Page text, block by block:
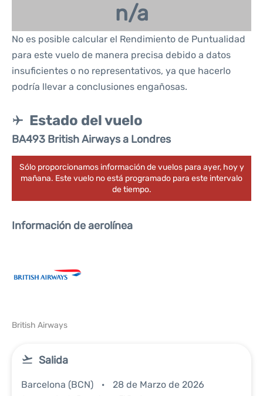
n/a
No es posible calcular el Rendimiento de Puntualidad
para este vuelo de manera precisa debido a datos
insuficientes o no representativos, ya que hacerlo
podría llevar a conclusiones engañosas.
Estado del vuelo
BA493 British Airways a Londres
Sólo proporcionamos información de vuelos para ayer, hoy y
mañana. Este vuelo no está programado para este intervalo
de tiempo.
Información de aerolínea
British Airways
Salida
Barcelona (BCN) 28 de Marzo de 2026